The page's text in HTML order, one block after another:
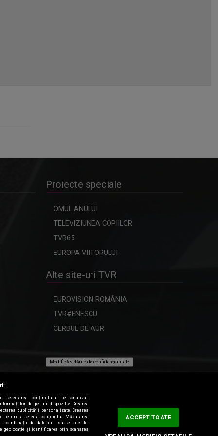
Proiecte speciale
OMUL ANULUI
TELEVIZIUNEA COPIILOR
TVR65
EUROPA VIITORULUI
Alte site-uri TVR
EUROVISION ROMÂNIA
TVR#ENESCU
CERBUL DE AUR
Modifică setările de confidențialitate
selectarea conținutului personalizat.
de pe un dispozitiv. Crearea
publicității personalizate. Crearea
pentru a selecta conținutul. Măsurarea
combinații de date din surse diferite.
geolocație și identificarea prin scanarea
ACCEPT TOATE